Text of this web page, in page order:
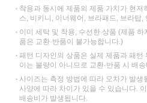
착용과 동시에 제품의 제품 가치가 현저
스, 비키니, 이너웨어, 브라패드, 브라탑,
이미 세탁 및 착용, 수선한 상품 (제품
품은 교환·반품이 불가능합니다.)
패턴 디자인의 상품은 실제 제품과 패턴
이는 불량이 아니므로 교환·반품 시 배
사이즈는 측정 방법에 따라 오차가 발
사양에 따라 차이가 있을 수 있습니다.
배송비가 발생됩니다.